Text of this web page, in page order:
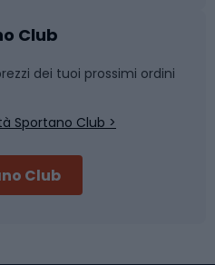
Club
dei tuoi prossimi ordini
Sportano Club >
Club